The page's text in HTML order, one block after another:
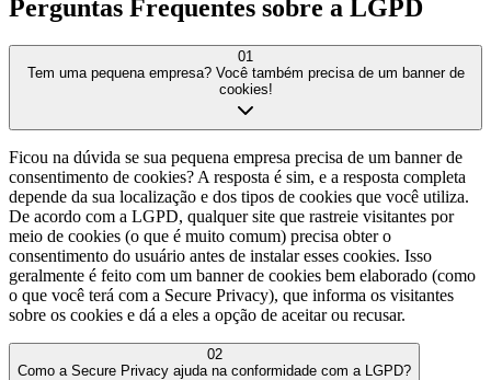
Perguntas Frequentes sobre a LGPD
01
Tem uma pequena empresa? Você também precisa de um banner de
cookies!
Ficou na dúvida se sua pequena empresa precisa de um banner de
consentimento de cookies? A resposta é sim, e a resposta completa
depende da sua localização e dos tipos de cookies que você utiliza.
De acordo com a LGPD, qualquer site que rastreie visitantes por
meio de cookies (o que é muito comum) precisa obter o
consentimento do usuário antes de instalar esses cookies. Isso
geralmente é feito com um banner de cookies bem elaborado (como
o que você terá com a Secure Privacy), que informa os visitantes
sobre os cookies e dá a eles a opção de aceitar ou recusar.
02
Como a Secure Privacy ajuda na conformidade com a LGPD?